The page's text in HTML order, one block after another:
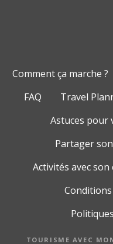
Comment ça marche ?
FAQ
Travel
Astuces pour
Partager
Activités avec son
TOURISME AVEC